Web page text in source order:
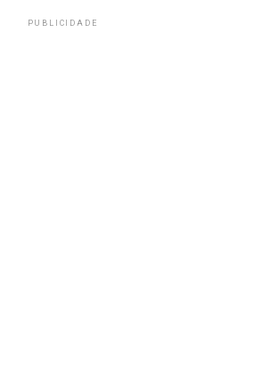
PUBLICIDADE